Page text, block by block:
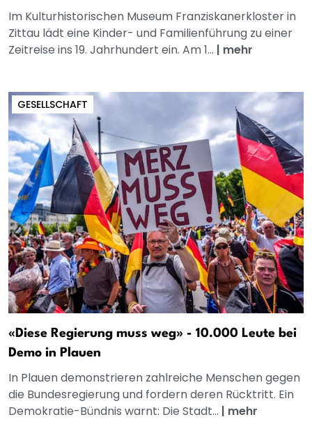
Im Kulturhistorischen Museum Franziskanerkloster in
Zittau lädt eine Kinder- und Familienführung zu einer
Zeitreise ins 19. Jahrhundert ein. Am 1... | mehr
GESELLSCHAFT
«Diese Regierung muss weg» - 10.000 Leute bei
Demo in Plauen
In Plauen demonstrieren zahlreiche Menschen gegen
die Bundesregierung und fordern deren Rücktritt. Ein
Demokratie-Bündnis warnt: Die Stadt... | mehr